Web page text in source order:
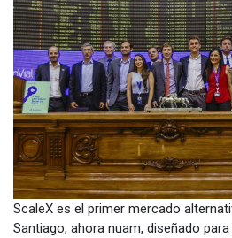
ScaleX es el primer mercado
Santiago, ahora nuam, diseñado